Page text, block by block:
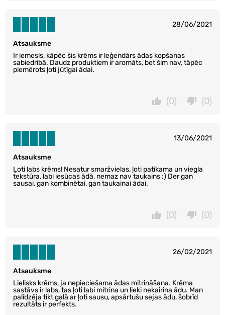
28/06/2021
Atsauksme
Ir iemesls, kāpēc šis krēms ir leģendārs ādas kopšanas
sabiedrībā. Daudz produktiem ir aromāts, bet šim nav, tāpēc
piemērots ļoti jūtīgai ādai.
(0)
(0)
13/06/2021
Atsauksme
Ļoti labs krēms! Nesatur smaržvielas, ļoti patīkama un viegla
tekstūra, labi iesūcas ādā, nemaz nav taukains :) Der gan
sausai, gan kombinētai, gan taukainai ādai.
(0)
(0)
26/02/2021
Atsauksme
Lielisks krēms, ja nepieciešama ādas mitrināšana. Krēma
sastāvs ir labs, tas ļoti labi mitrina un lieki nekairina ādu. Man
palīdzēja tikt galā ar ļoti sausu, apsārtušu sejas ādu, šobrīd
rezultāts ir perfekts.